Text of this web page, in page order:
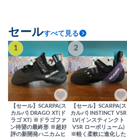
セールすべて見る
1
【セール】SCARPA(ス
カルパ) DRAGO XT(ド
ラゴ XT) ※ドラゴファ
ン待望の最終形 ※超好
評の新開発ハニカムヒ
2
【セール】SCARPA(ス
カルパ) INSTINCT VSR
LV(インスティンクト
VSR ローボリューム)
※軽く柔軟に進化した